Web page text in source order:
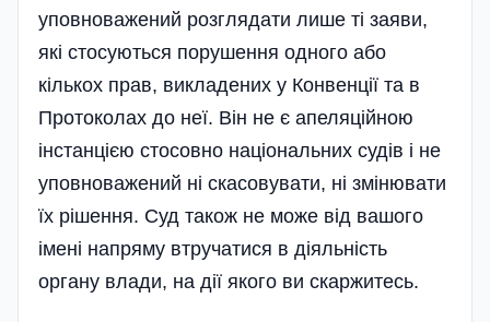
уповноважений розглядати лише ті заяви,
які стосуються порушення одного або
кількох прав, викладених у Конвенції та в
Протоколах до неї. Він не є апеляційною
інстанцією стосовно національних судів і не
уповноважений ні скасовувати, ні змінювати
їх рішення. Суд також не може від вашого
імені напряму втручатися в діяльність
органу влади, на дії якого ви скаржитесь.